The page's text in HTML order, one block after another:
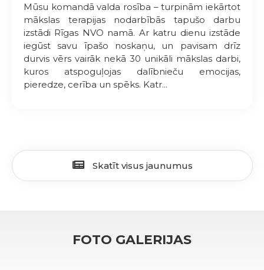
Mūsu komandā valda rosība – turpinām iekārtot
mākslas terapijas nodarbībās tapušo darbu
izstādi Rīgas NVO namā. Ar katru dienu izstāde
iegūst savu īpašo noskaņu, un pavisam drīz
durvis vērs vairāk nekā 30 unikāli mākslas darbi,
kuros atspoguļojas dalībnieču emocijas,
pieredze, cerība un spēks. Katr...
Skatīt visus jaunumus
FOTO GALERIJAS